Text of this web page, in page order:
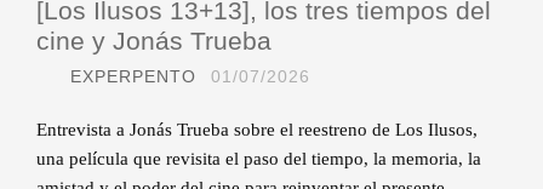
[Los Ilusos 13+13], los tres tiempos del
cine y Jonás Trueba
EXPERPENTO 01/07/2026
Entrevista a Jonás Trueba sobre el reestreno de Los Ilusos,
una película que revisita el paso del tiempo, la memoria, la